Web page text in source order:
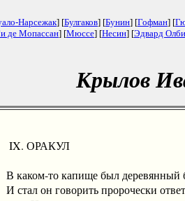
Нарсежак] [Булгаков] [Бунин] [Гофман] [
де Мопассан] [Мюссе] [Несин] [Эдвард Олби
Крылов
ОРАКУЛ
каком-то капище был деревянный
стал он говорить пророчески